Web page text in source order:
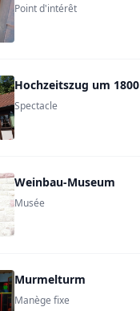
Point d'intérêt
Hochzeitszug um 1800
Spectacle
Weinbau-Museum
Musée
Murmelturm
Manège fixe